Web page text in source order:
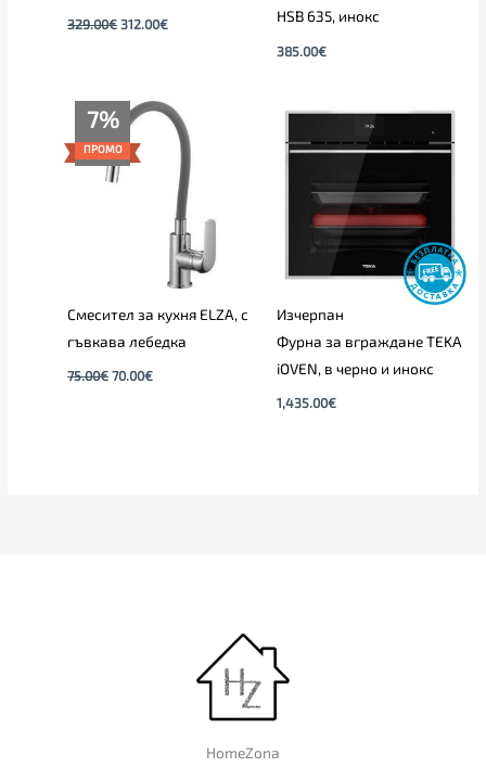
329.00€ 312.00€
HSB 635, инокс
385.00€
7%
ПРОМО
Смесител за кухня ELZA, с
гъвкава лебедка
75.00€
Original
price
was:
75.00€.
70.00€
Текущата
цена
70.00€.
Изчерпан
Фурна за вграждане TEKA
iOVEN, в черно и инокс
1,435.00€
HomeZona